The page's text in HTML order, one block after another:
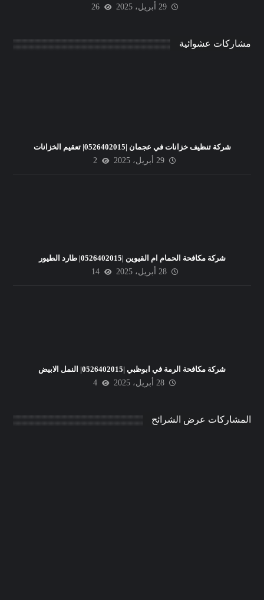
29 أبريل، 2025
26
مشاركات عشوائية
شركة تنظيف خزانات في عجمان |0526402015| تعقيم الخزانات
29 أبريل، 2025
2
شركة مكافحة الحمام ام القيوين |0526402015| طارد الطيور
28 أبريل، 2025
14
شركة مكافحة الرمة في ابوظبي |0526402015| النمل الابيض
28 أبريل، 2025
4
المشاركات عرض الشرائح